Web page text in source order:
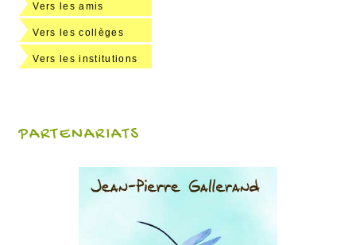
Vers les amis
Vers les collèges
Vers les institutions
PARTENARIATS